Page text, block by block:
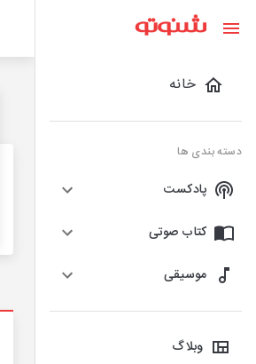
خانه
دسته بندی ها
پادکست
کتاب صوتی
موسیقی
وبلاگ